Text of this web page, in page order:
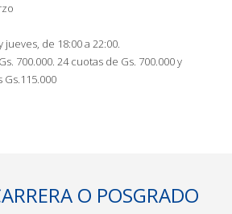
jueves, de 18:00 a 22:00.
700.000. 24 cuotas de Gs. 700.000 y
O POSGRADO